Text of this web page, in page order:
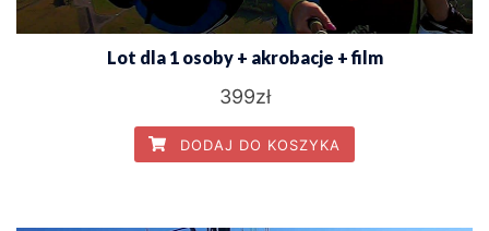
Lot dla 1 osoby + akrobacje + film
399zł
DODAJ DO KOSZYKA